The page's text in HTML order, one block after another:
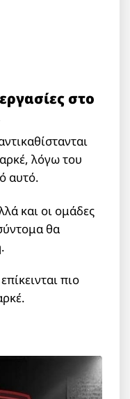
στο
λόγω του
αυτό.
και οι ομάδες
θα
πιο